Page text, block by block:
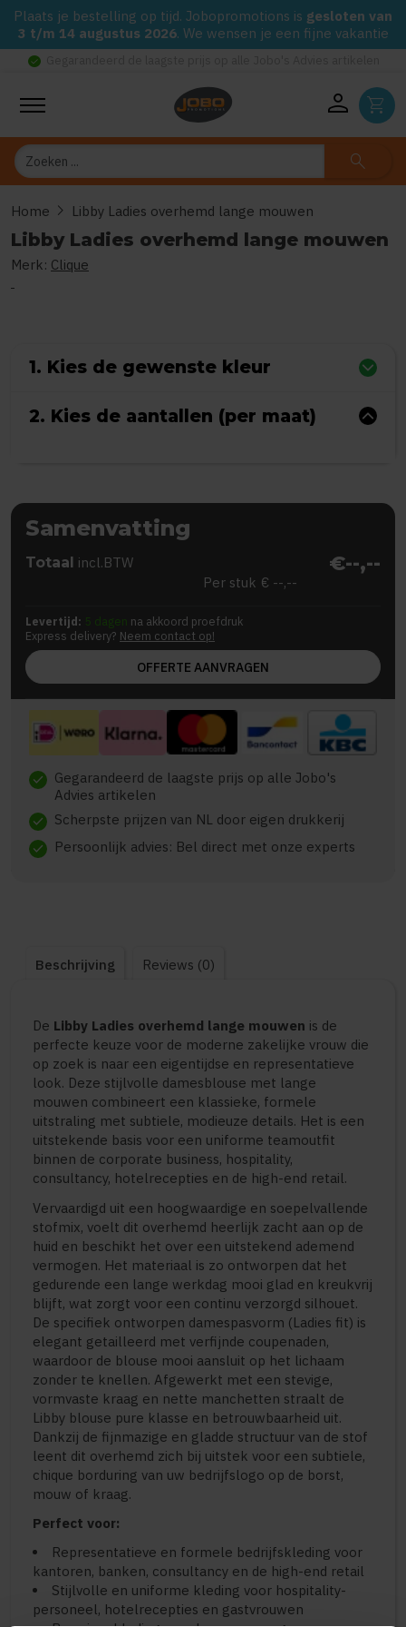
Plaats je bestelling op tijd. Jobopromotions is gesloten van
3 t/m 14 augustus 2026. We wensen je een fijne vakantie
check_circle
person shopping_cart
Zoeken search
Home chevron_right Libby Ladies overhemd lange mouwen
Libby Ladies overhemd lange mouwen
Merk: Clique
1. Kies de gewenste kleur
2. Kies de aantallen (per maat)
Samenvatting
Totaal incl.BTW €--,--
Per stuk € --,--
Levertijd: 5 dagen na akkoord proefdruk
Express delivery? Neem contact op!
OFFERTE AANVRAGEN
check Gegarandeerd de laagste prijs op alle Jobo's
Advies artikelen
check Scherpste prijzen van NL door eigen drukkerij
check Persoonlijk advies: Bel direct met onze experts
Beschrijving Reviews (0)
De Libby Ladies overhemd lange mouwen is de
perfecte keuze voor de moderne zakelijke vrouw die
op zoek is naar een eigentijdse en representatieve
look. Deze stijlvolle damesblouse met lange
mouwen combineert een klassieke, formele
uitstraling met subtiele, modieuze details. Het is een
uitstekende basis voor een uniforme teamoutfit
binnen de corporate business, hospitality,
consultancy, hotelrecepties en de high-end retail.
Vervaardigd uit een hoogwaardige en soepelvallende
stofmix, voelt dit overhemd heerlijk zacht aan op de
huid en beschikt het over een uitstekend ademend
vermogen. Het materiaal is zo ontworpen dat het
gedurende een lange werkdag mooi glad en kreukvrij
blijft, wat zorgt voor een continu verzorgd silhouet.
De specifiek ontworpen damespasvorm (Ladies fit) is
elegant getailleerd met verfijnde coupenaden,
waardoor de blouse mooi aansluit op het lichaam
zonder te knellen. Afgewerkt met een stevige,
vormvaste kraag en nette manchetten straalt de
Libby blouse pure klasse en betrouwbaarheid uit.
Dankzij de fijnmazige en gladde structuur van de stof
leent dit overhemd zich bij uitstek voor een subtiele,
chique borduring van uw bedrijfslogo op de borst,
mouw of kraag.
Perfect voor:
Representatieve en formele bedrijfskleding voor
kantoren, banken, consultancy en de high-end retail
Stijlvolle en uniforme kleding voor hospitality-
personeel, hotelrecepties en gastvrouwen